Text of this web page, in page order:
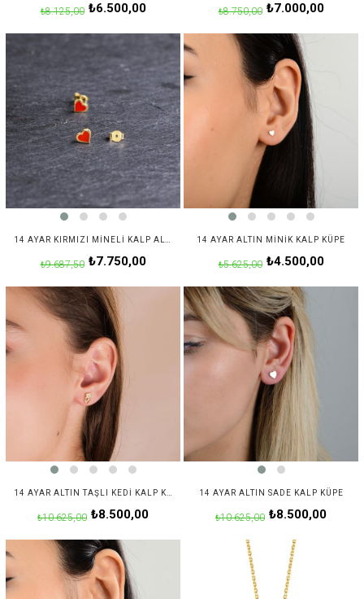
₺6.500,00
₺8.125,00 ₺7.000,00
₺8.750,00
₺7.750,00
₺9.687,50
14 AYAR ALTIN MINIK KALP KÜPE
₺4.500,00
₺5.625,00
₺8.500,00
₺10.625,00
14 AYAR ALTIN SADE KALP KÜPE
₺8.500,00
₺10.625,00